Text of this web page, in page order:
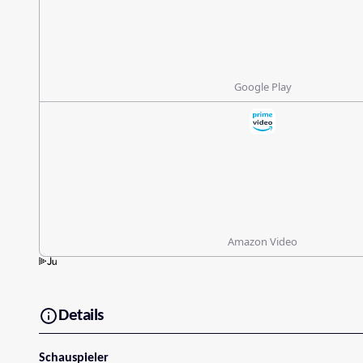
Google Play
Amazon Video
Details
Schauspieler